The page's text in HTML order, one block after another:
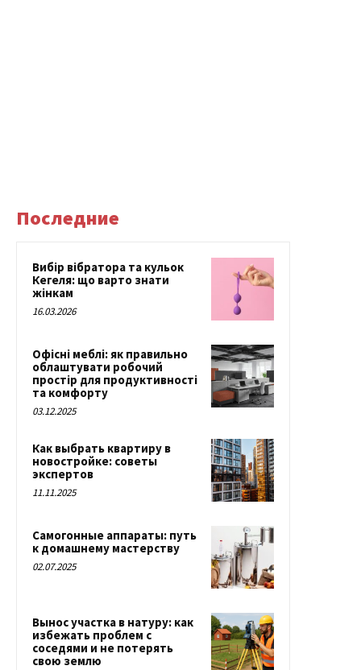
Последние
Вибір вібратора та кульок
Кегеля: що варто знати
жінкам
16.03.2026
Офісні меблі: як правильно
облаштувати робочий
простір для продуктивності
та комфорту
03.12.2025
Как выбрать квартиру в
новостройке: советы
экспертов
11.11.2025
Самогонные аппараты: путь
к домашнему мастерству
02.07.2025
Вынос участка в натуру: как
избежать проблем с
соседями и не потерять
свою землю